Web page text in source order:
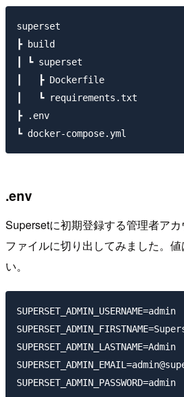
superset
┣ build
┃ ┗ superset
┃   ┣ Dockerfile
┃   ┗ requirements.txt
┣ .env
.env
Supersetに初期登録する管理者ア
ファイルに切り出してみました。
い。
SUPERSET_ADMIN_USERNAME=admin
SUPERSET_ADMIN_LASTNAME=Admin